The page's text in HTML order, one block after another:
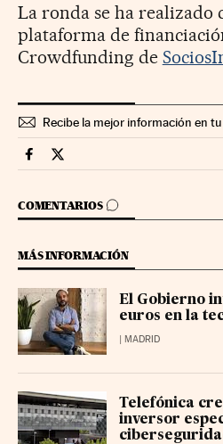
La ronda se ha realizado
plataforma de
Crowdfunding de
Recibe la mejor información en
Territorio Pyme Cinco Días en
Territorio Pyme Cinco Días
COMENTARIOS
IR A LOS COMENTARIOS
MÁS INFORMACIÓN
El Gobierno
euros en la
| MADRID
Telefónica
inversor